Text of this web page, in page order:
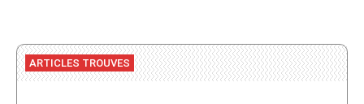
ARTICLES TROUVES